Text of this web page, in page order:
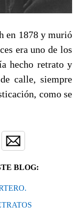
en 1878 y murió
era uno de los
hecho retrato y
calle, siempre
como se
BLOG: